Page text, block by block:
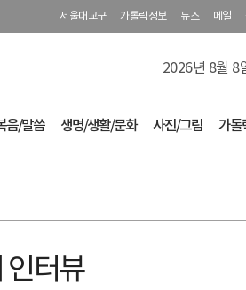
서울대교구 가톨릭정보 뉴스 메일
2026년 8월 8
음/말씀 생명/생활/문화 사진/그림 가톨
인터뷰